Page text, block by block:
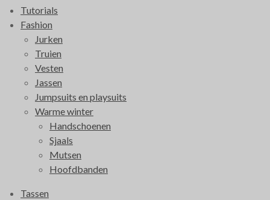
Tutorials
Fashion
Jurken
Truien
Vesten
Jassen
Jumpsuits en playsuits
Warme winter
Handschoenen
Sjaals
Mutsen
Hoofdbanden
Tassen